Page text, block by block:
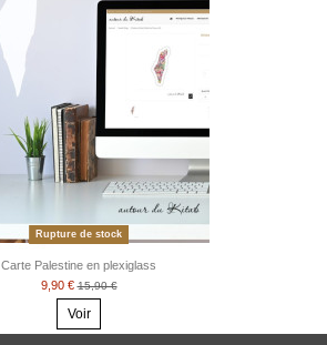
Rupture de stock
Carte Palestine en plexiglass
9,90 €15,90 €
Voir